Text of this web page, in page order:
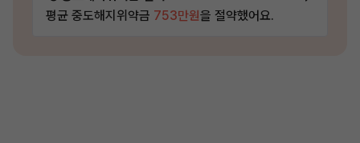
평균 중도해지위약금 753만원을 절약했어요.